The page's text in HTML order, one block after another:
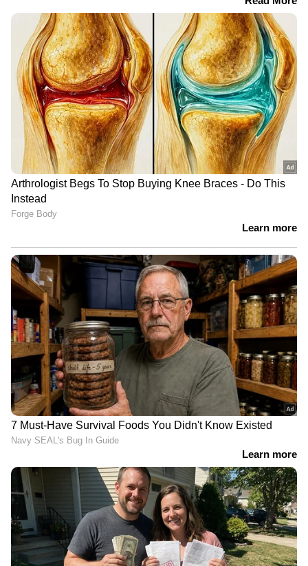
LATEST VIDEOS
പൊലീസിനെ വട്ടംചുറ്റിച്ച് അര്‍ജുന്‍
ആയങ്കി; ഒളിവിലിരുന്ന് പൊലീസിന്
പരിഹാസം | Arjun Aayanki | Police
നേതാവ് കല്ല് ജംഷിക്കെതിരെ കാപ്പ
ചുമത്തി പൊലീസ് | Kannur | KAAPA
case